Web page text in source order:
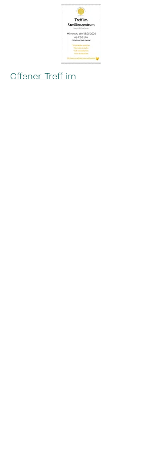
Offener Treff im